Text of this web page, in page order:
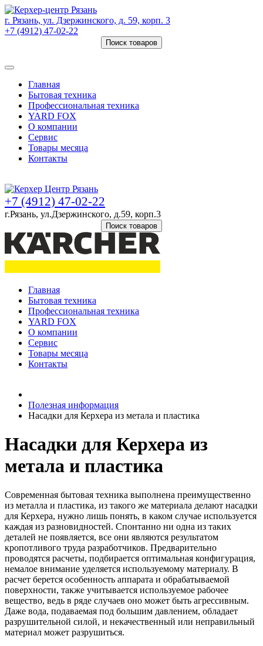
г. Рязань, ул. Дзержинского, д. 59, корп. 3
+7 (4912) 47-02-22
Поиск товаров
Главная
Бытовая техника
Профессиональная техника
YARD FOX
О компании
Сервис
Товары месяца
Контакты
+7 (4912) 47-02-22
г.Рязань, ул.Дзержинского, д.59, корп.3
Поиск товаров
Главная
Бытовая техника
Профессиональная техника
YARD FOX
О компании
Сервис
Товары месяца
Контакты
Полезная информация
Насадки для Керхера из метала и пластика
Насадки для Керхера из
метала и пластика
Современная бытовая техника выполнена преимущественно
из металла и пластика, из такого же материала делают насадки
для Керхера, нужно лишь понять, в каком случае используется
каждая из разновидностей. Спонтанно ни одна из таких
деталей не появляется, все они являются результатом
кропотливого труда разработчиков. Предварительно
проводятся расчеты, подбирается оптимальная конфигурация,
немалое внимание уделяется используемому материалу. В
расчет берется особенность аппарата и обрабатываемой
поверхности, также учитывается используемое рабочее
вещество, ведь в ряде случаев оно может быть агрессивным.
Даже вода, подаваемая под большим давлением, обладает
разрушительной силой, и некачественный или неправильный
материал может разрушиться.